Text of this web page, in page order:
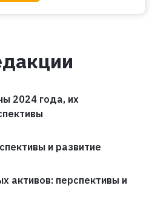
2024 года, их
и развитие
активов: перспективы и